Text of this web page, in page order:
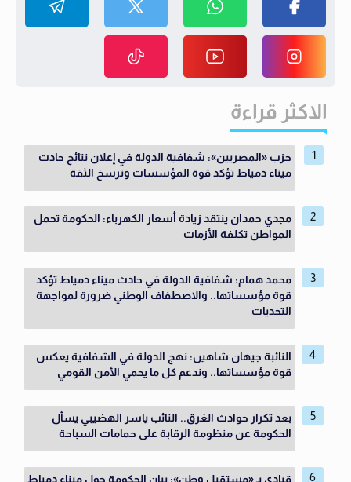
الاكثر قراءة
حزب «المصريين»: شفافية الدولة في إعلان نتائج حادث
ميناء دمياط تؤكد قوة المؤسسات وترسخ الثقة
مجدي حمدان ينتقد زيادة أسعار الكهرباء: الحكومة تحمل
المواطن تكلفة الأزمات
محمد همام: شفافية الدولة في حادث ميناء دمياط تؤكد
قوة مؤسساتها.. والاصطفاف الوطني ضرورة لمواجهة
التحديات
النائبة جيهان شاهين: نهج الدولة في الشفافية يعكس
قوة مؤسساتها.. وندعم كل ما يحمي الأمن القومي
بعد تكرار حوادث الغرق.. النائب ياسر الهضيبي يسأل
الحكومة عن منظومة الرقابة على حمامات السباحة
قيادي بـ «مستقبل وطن»: بيان الحكومة حول ميناء دمياط